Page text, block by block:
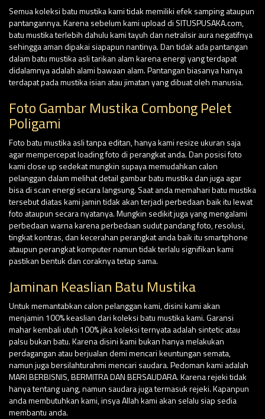
Semua koleksi batu mustika kami tidak memiliki efek samping ataupun
pantangannya. Karena sebelum kami upload di SITUSPUSAKA.com,
batu mustika terlebih dahulu kami tayuh dan netralisir aura negatifnya
sehingga aman dipakai siapapun nantinya. Dan tidak ada pantangan
dalam batu mustika asli tarikan alam karena energi yang terdapat
didalamnya adalah alami bawaan alam. Pantangan biasanya hanya
terdapat pada mustika isian atau jimatan yang dibuat oleh manusia.
Foto Gambar Mustika Combong Pelet
Poligami
Foto batu mustika asli tanpa editan, hanya kami resize ukuran saja
agar mempercepat loading foto di perangkat anda. Dan posisi foto
kami close up sedekat mungkin supaya memudahkan calon
pelanggan dalam melihat detail gambar batu mustika dan juga agar
bisa di scan energi secara langsung. Saat anda memahari batu mustika
tersebut diatas kami jamin tidak akan terjadi perbedaan baik itu lewat
foto ataupun secara nyatanya. Mungkin sedikit juga yang mengalami
perbedaan warna karena perbedaan sudut pandang foto, resolusi,
tingkat kontras, dan kecerahan perangkat anda baik itu smartphone
ataupun perangkat komputer namun tidak terlalu signifikan kami
pastikan bentuk dan coraknya tetap sama.
Jaminan Keaslian Batu Mustika
Untuk memantabkan calon pelanggan kami, disini kami akan
menjamin 100% keaslian dari koleksi batu mustika kami. Garansi
mahar kembali utuh 100% jika koleksi ternyata adalah sintetic atau
palsu bukan batu. Karena disini kami bukan hanya melakukan
perdagangan atau berjualan demi mencari keuntungan semata,
namun juga bersilahturahmi mencari saudara. Pedoman kami adalah
MARI BERBISNIS, BERMITRA DAN BERSAUDARA. Karena rejeki tidak
hanya tentang uang, namun saudara juga termasuk rejeki. Kapanpun
anda membutuhkan kami, insya Allah kami akan selalu siap sedia
membantu anda.